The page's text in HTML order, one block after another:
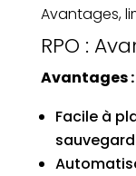
Avantages,
RPO :
Avantages :
Facile à